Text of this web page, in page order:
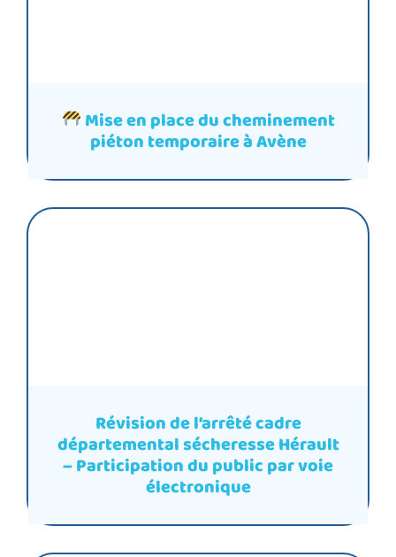
Mise en place du cheminement
piéton temporaire à Avène
Révision de l’arrêté cadre
départemental sécheresse Hérault
– Participation du public par voie
électronique